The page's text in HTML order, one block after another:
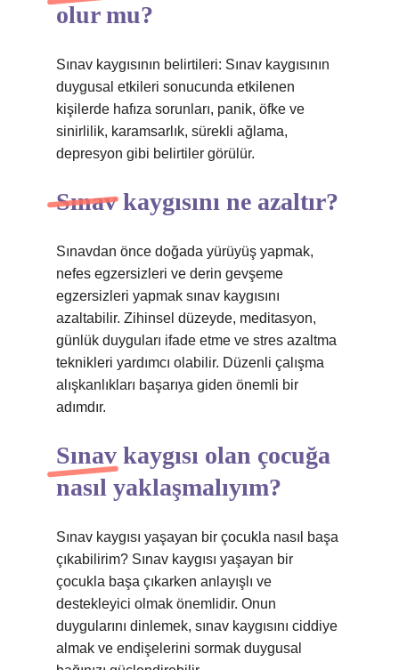
olur mu?
Sınav kaygısının belirtileri: Sınav kaygısının
duygusal etkileri sonucunda etkilenen
kişilerde hafıza sorunları, panik, öfke ve
sinirlilik, karamsarlık, sürekli ağlama,
depresyon gibi belirtiler görülür.
Sınav kaygısını ne azaltır?
Sınavdan önce doğada yürüyüş yapmak,
nefes egzersizleri ve derin gevşeme
egzersizleri yapmak sınav kaygısını
azaltabilir. Zihinsel düzeyde, meditasyon,
günlük duyguları ifade etme ve stres azaltma
teknikleri yardımcı olabilir. Düzenli çalışma
alışkanlıkları başarıya giden önemli bir
adımdır.
Sınav kaygısı olan çocuğa
nasıl yaklaşmalıyım?
Sınav kaygısı yaşayan bir çocukla nasıl başa
çıkabilirim? Sınav kaygısı yaşayan bir
çocukla başa çıkarken anlayışlı ve
destekleyici olmak önemlidir. Onun
duygularını dinlemek, sınav kaygısını ciddiye
almak ve endişelerini sormak duygusal